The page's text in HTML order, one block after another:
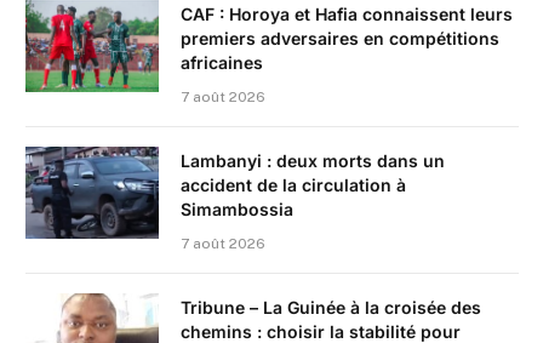
CAF : Horoya et Hafia connaissent leurs
premiers adversaires en compétitions
africaines
7 août 2026
Lambanyi : deux morts dans un
accident de la circulation à
Simambossia
7 août 2026
Tribune – La Guinée à la croisée des
chemins : choisir la stabilité pour